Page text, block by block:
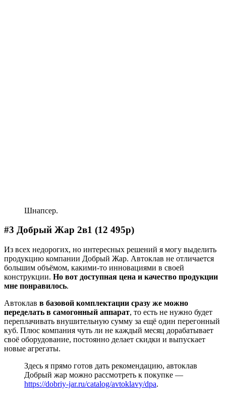
Шнапсер.
#3 Добрый Жар 2в1 (12 495р)
Из всех недорогих, но интересных решений я могу выделить
продукцию компании Добрый Жар. Автоклав не отличается
большим объёмом, какими-то инновациями в своей
конструкции. Но вот доступная цена и качество продукции
мне понравилось.
Автоклав в базовой комплектации сразу же можно
переделать в самогонный аппарат, то есть не нужно будет
переплачивать внушительную сумму за ещё один перегонный
куб. Плюс компания чуть ли не каждый месяц дорабатывает
своё оборудование, постоянно делает скидки и выпускает
новые агрегаты.
Здесь я прямо готов дать рекомендацию, автоклав
Добрый жар можно рассмотреть к покупке —
https://dobriy-jar.ru/catalog/avtoklavy/dpa.